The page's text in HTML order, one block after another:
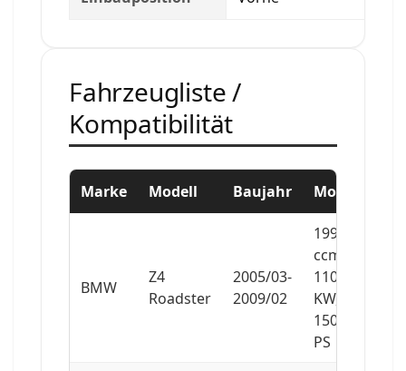
Fahrzeugliste /
Kompatibilität
Marke Modell Baujahr Motor
BMW
Z4
Roadster
2005/03-
2009/02
1995
ccm,
110
KW,
150
PS